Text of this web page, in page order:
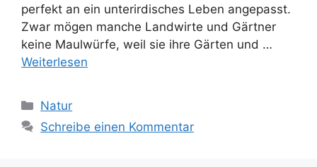
perfekt an ein unterirdisches Leben angepasst.
Zwar mögen manche Landwirte und Gärtner
keine Maulwürfe, weil sie ihre Gärten und …
Weiterlesen
Kategorien
Natur
Schreibe einen Kommentar